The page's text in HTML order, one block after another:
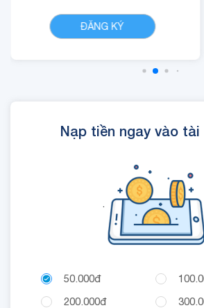
ĐĂNG KÝ
Nạp tiền ngay vào tài
.
50.000đ
200.000đ